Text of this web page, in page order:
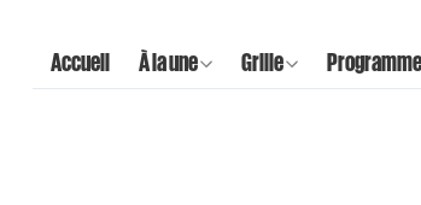
Accueil À la une Grille